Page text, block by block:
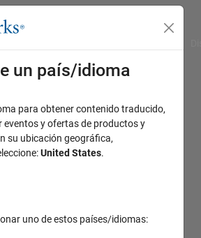
un país/idioma
para obtener contenido traducido,
eventos y ofertas de productos y
su ubicación geográfica,
United States.
uno de estos países/idiomas: